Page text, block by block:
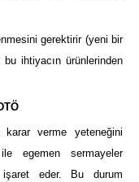
gerektirir (yeni bir
ihtiyacın ürünlerinden
karar verme yeteneğini
egemen sermayeler
işaret eder. Bu durum